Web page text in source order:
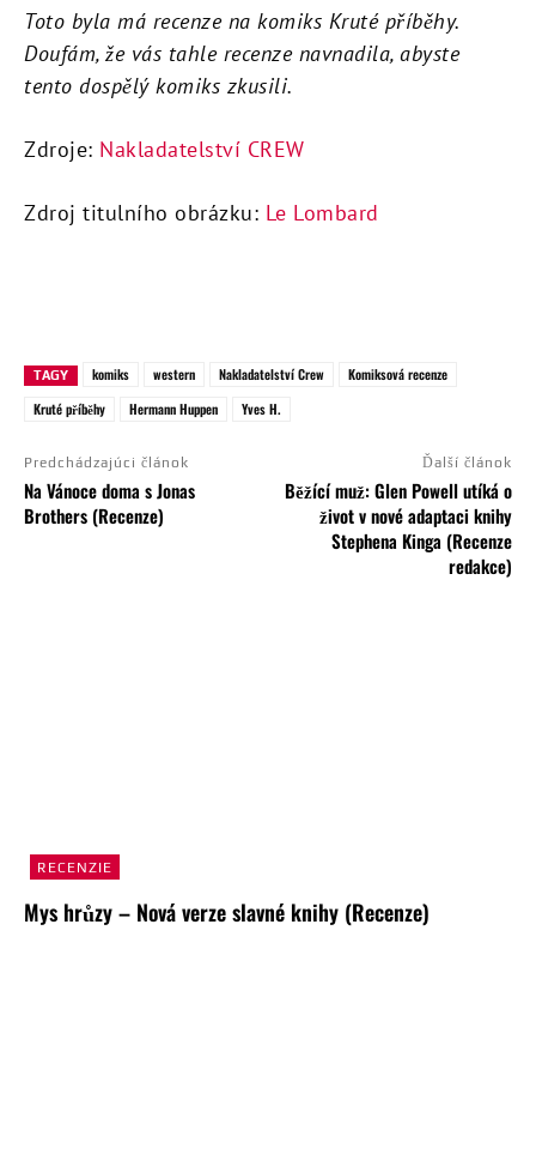
Toto byla má recenze na komiks Kruté příběhy.
Doufám, že vás tahle recenze navnadila, abyste
tento dospělý komiks zkusili.
Zdroje: Nakladatelství CREW
Zdroj titulního obrázku: Le Lombard
TAGY komiks western Nakladatelství Crew
Komiksová recenze
Kruté příběhy
Hermann Huppen Yves H.
Predchádzajúci článok
Na Vánoce doma s Jonas
Brothers (Recenze)
Ďalší článok
Běžící muž: Glen Powell utíká o
život v nové adaptaci knihy
Stephena Kinga (Recenze
redakce)
RECENZIE
Mys hrůzy – Nová verze slavné knihy (Recenze)